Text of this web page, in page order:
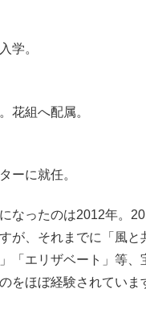
学。
花組へ配属。
ーに就任。
なったのは2012年。
が、それまでに「風と
「エリザベート」等、
をほぼ経験されていま